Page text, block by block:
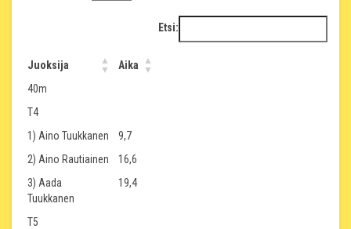
Etsi:
Juoksija
Aika
40m
T4
1) Aino Tuukkanen
9,7
2) Aino Rautiainen
16,6
3) Aada
Tuukkanen
19,4
T5